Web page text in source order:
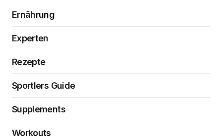
Ernährung
Experten
Rezepte
Sportlers Guide
Supplements
Workouts